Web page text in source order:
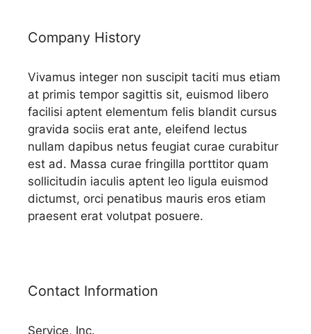
Company History
Vivamus integer non suscipit taciti mus etiam
at primis tempor sagittis sit, euismod libero
facilisi aptent elementum felis blandit cursus
gravida sociis erat ante, eleifend lectus
nullam dapibus netus feugiat curae curabitur
est ad. Massa curae fringilla porttitor quam
sollicitudin iaculis aptent leo ligula euismod
dictumst, orci penatibus mauris eros etiam
praesent erat volutpat posuere.
Contact Information
Service, Inc.